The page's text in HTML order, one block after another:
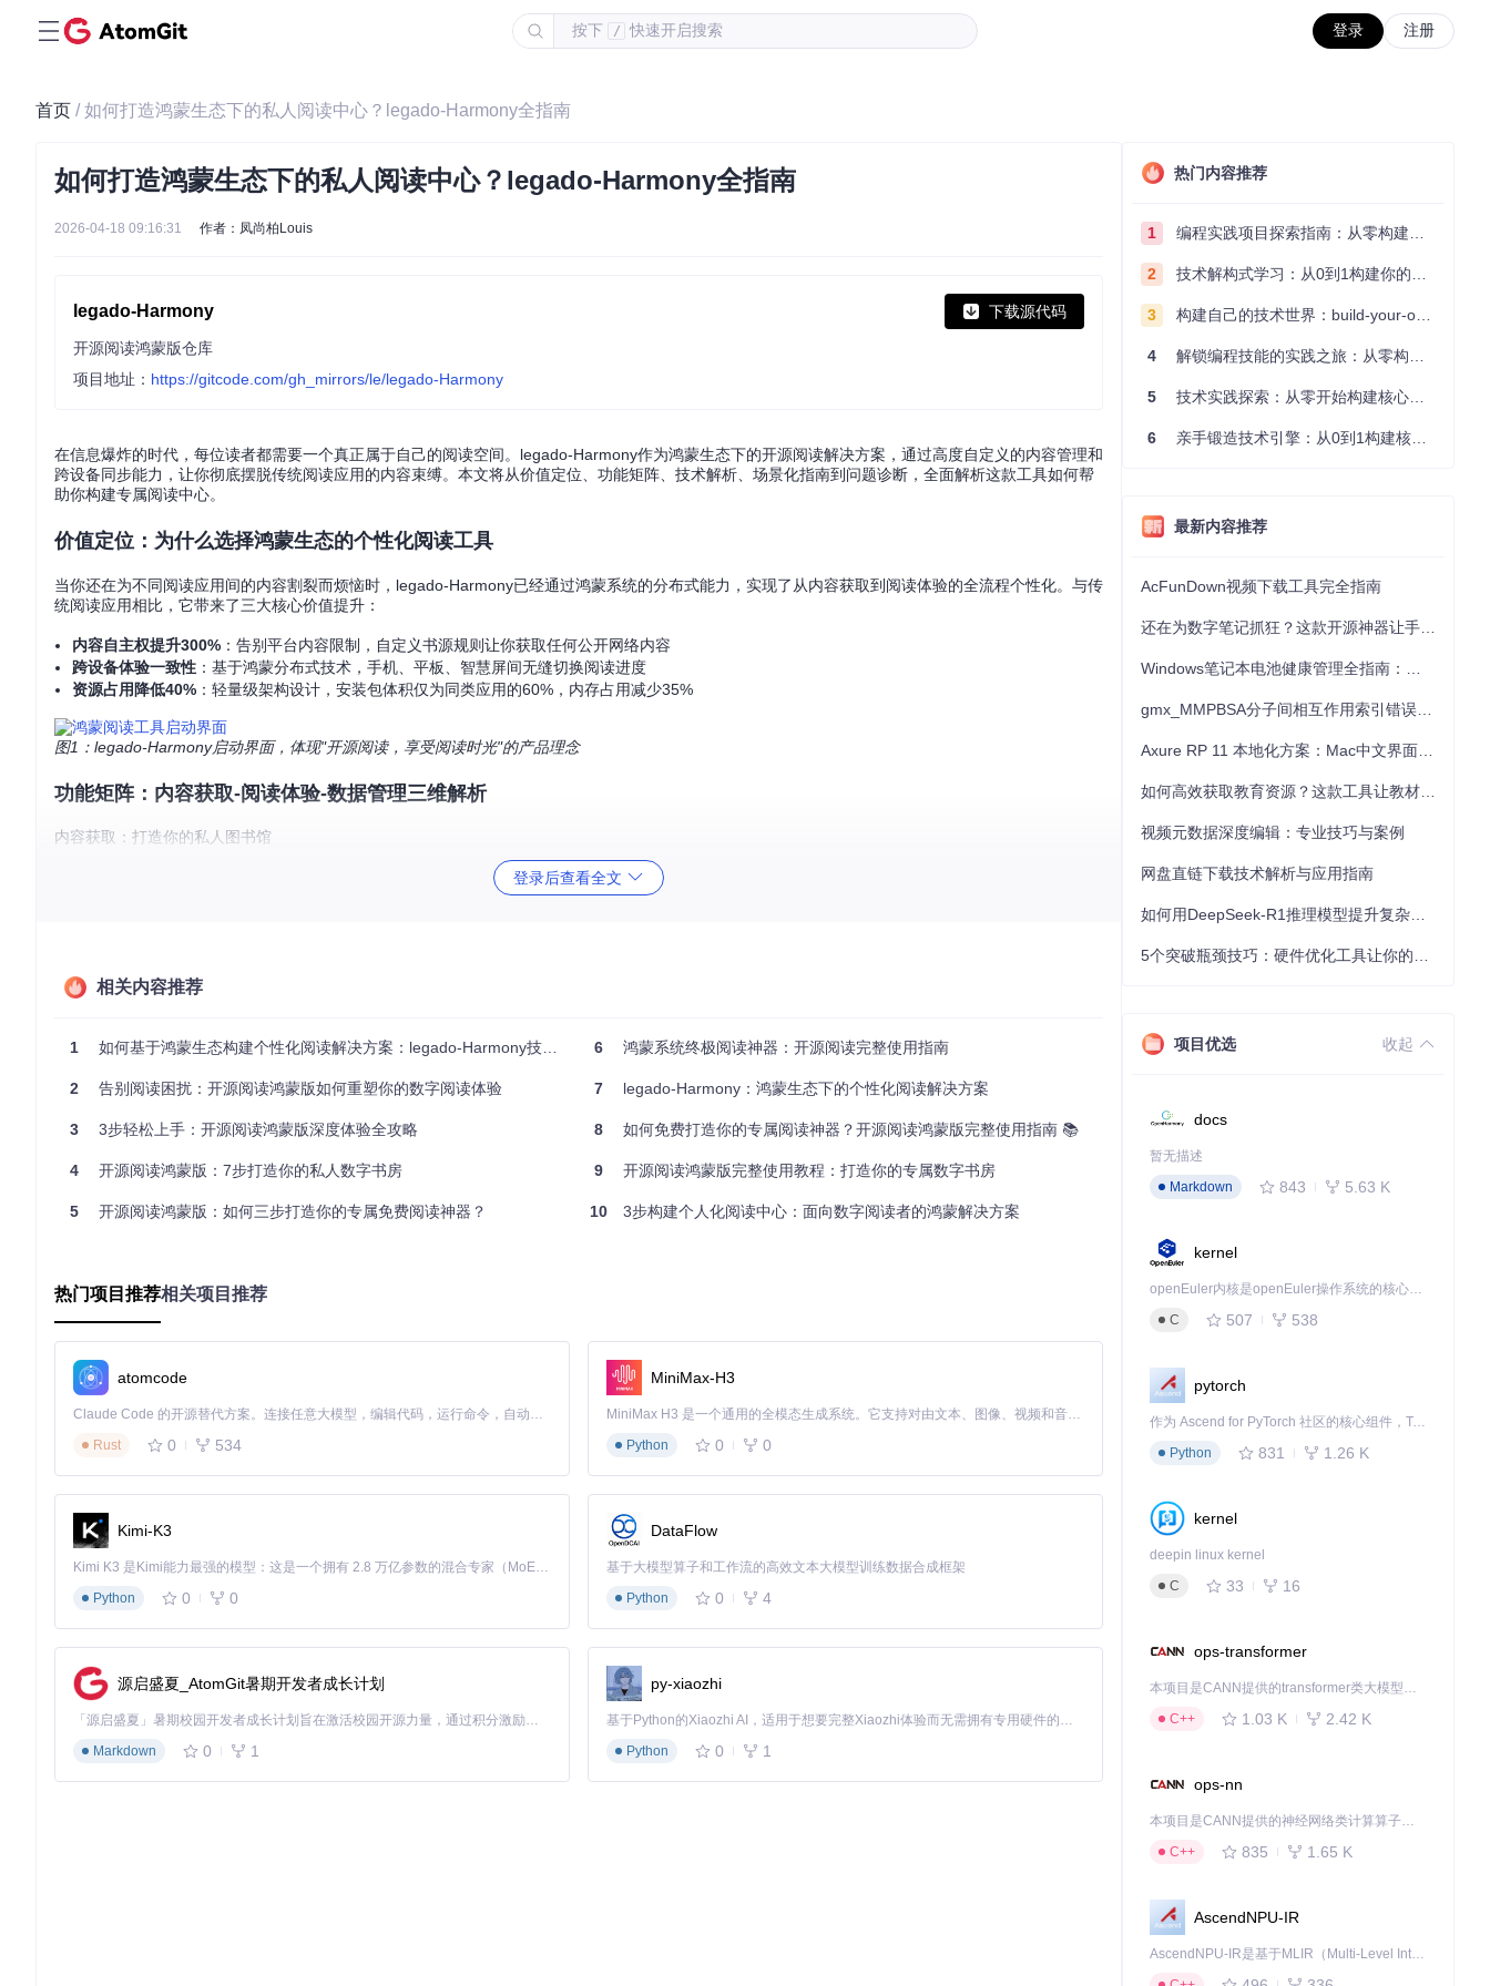
按下 / 快速开启搜索 登录 注册
首页 / 如何打造鸿蒙生态下的私人阅读中心？legado-Harmony全指南
如何打造鸿蒙生态下的私人阅读中心？legado-Harmony全指南
2026-04-18 09:16:31 作者：凤尚柏Louis
legado-Harmony 下载源代码
开源阅读鸿蒙版仓库
项目地址： https://gitcode.com/gh_mirrors/le/legado-Harmony
在信息爆炸的时代，每位读者都需要一个真正属于自己的阅读空间。legado-Harmony作为鸿蒙生态下的开源阅读解决方案，通过高度自定义的内容管理和
跨设备同步能力，让你彻底摆脱传统阅读应用的内容束缚。本文将从价值定位、功能矩阵、技术解析、场景化指南到问题诊断，全面解析这款工具如何帮
助你构建专属阅读中心。
价值定位：为什么选择鸿蒙生态的个性化阅读工具
当你还在为不同阅读应用间的内容割裂而烦恼时，legado-Harmony已经通过鸿蒙系统的分布式能力，实现了从内容获取到阅读体验的全流程个性化。与传
统阅读应用相比，它带来了三大核心价值提升：
内容自主权提升300% ：告别平台内容限制，自定义书源规则让你获取任何公开网络内容
跨设备体验一致性 ：基于鸿蒙分布式技术，手机、平板、智慧屏间无缝切换阅读进度
资源占用降低40% ：轻量级架构设计，安装包体积仅为同类应用的60%，内存占用减少35%
图1：legado-Harmony启动界面，体现"开源阅读，享受阅读时光"的产品理念
功能矩阵：内容获取-阅读体验-数据管理三维解析
内容获取：打造你的私人图书馆
legado-Harmony的内容获取系统如同一个智能图书管理员，帮助你从各种渠道收集和整理阅读材料：
阅读体验：千人千面的视觉盛宴
阅读体验的个性化程度直接决定了阅读效率。legado-Harmony提供了超过20项可调节参数，让每一位读者都能找到最舒适的阅读方式：
视觉定制系统：从字体、行高到背景颜色，每一个视觉元素都可按需调整
辅助功能矩阵：夜间模式、亮度自动调节、朗读功能等，全方位提升阅读舒适度
在数据安全日益重要的今天，legado-Harmony将数据控制权交还给用户：
多端同步方案：通过云盘同步实现跨设备数据流转，阅读进度实时更新
数据导出功能
：支持阅读记录、书签等数据导出，确保数据永不丢失
图3：设置界面展示了数据备份、主题设置和书源管理等核心功能
技术解析：开源阅读引擎的双引擎架构
legado-Harmony采用"核心引擎+生态接口"的双层架构，既保证了阅读体验的流畅性，又为未来功能扩展预留了空间。
核心引擎：阅读体验的强劲心脏
核心引擎采用Kotlin语言开发，如同精密的瑞士钟表，确保每一次翻页、每一次渲染都流畅自然：
高效渲染引擎：针对鸿蒙系统优化的文本渲染技术，实现毫秒级页面切换
规则解析系统 ：自定义书源规则引擎，如同智能翻译官，将网页内容转化为纯净阅读格式
生态接口：鸿蒙能力的完美延伸
通过鸿蒙系统提供的丰富接口，legado-Harmony实现了超越传统阅读应用的生态能力：
# 适用场景：开发环境搭建，首次部署项目时使用
legado-Harmony
npm install # 安装axios网络请求库等核心依赖
登录后查看全文
相关内容推荐
1 如何基于鸿蒙生态构建个性化阅读解决方案：legado-Harmony技术实践指南
2 告别阅读困扰：开源阅读鸿蒙版如何重塑你的数字阅读体验
3 3步轻松上手：开源阅读鸿蒙版深度体验全攻略
4 开源阅读鸿蒙版：7步打造你的私人数字书房
5 开源阅读鸿蒙版：如何三步打造你的专属免费阅读神器？
6 鸿蒙系统终极阅读神器：开源阅读完整使用指南
7 legado-Harmony：鸿蒙生态下的个性化阅读解决方案
8 如何免费打造你的专属阅读神器？开源阅读鸿蒙版完整使用指南 📚
9 开源阅读鸿蒙版完整使用教程：打造你的专属数字书房
10 3步构建个人化阅读中心：面向数字阅读者的鸿蒙解决方案
热门项目推荐相关项目推荐
atomcode
Claude Code 的开源替代方案。连接任意大模型，编辑代码，运行命令，自动验证 — 全自动执行。用 Rust 构建，极致性能。 ｜ An open-source alternative to Claude Code. Connect any LLM, edit code, run commands, and verify changes — autonomously. Built in Rust for speed. Get Started
Rust
0 534
MiniMax-H3
MiniMax H3 是一个通用的全模态生成系统。它支持对由文本、图像、视频和音频组成的多模态上下文进行统一理解，并能生成分辨率高达 2K、时长可达 15 秒的带原生立体声音频的视频。得益于面向任务泛化的系统设计，H3 在预训练阶段就已具备广泛的多模态上下文理解与生成能力，能够出色地执行复杂的多模态指令。
Python
0 0
Kimi-K3
Kimi K3 是Kimi能力最强的模型：这是一个拥有 2.8 万亿参数的混合专家（MoE）模型，具备原生视觉理解能力，并支持 100 万 token 的上下文窗口。
Python
0 0
DataFlow
基于大模型算子和工作流的高效文本大模型训练数据合成框架
Python
0 4
源启盛夏_AtomGit暑期开发者成长计划
「源启盛夏」暑期校园开发者成长计划旨在激活校园开源力量，通过积分激励、认证扶持、资源倾斜等形式，引导高校组织和开发者完成「入驻 — 建项目 — 做贡献 — 获认证 — 得资源」的完整闭环。无论你是想带领社团入驻平台的组织者，还是希望用代码贡献证明自己的开发者，都能在这里找到属于你的成长路径。
Markdown
0 1
py-xiaozhi
基于Python的Xiaozhi AI，适用于想要完整Xiaozhi体验而无需拥有专用硬件的用户。
Python
0 1
热门内容推荐
1 编程实践项目探索指南：从零构建技术能力体系
2 技术解构式学习：从0到1构建你的编程知识体系
3 构建自己的技术世界：build-your-own-x项目的实践探索指南
4 解锁编程技能的实践之旅：从零构建你的技术世界
5 技术实践探索：从零开始构建核心系统的实践指南
6 亲手锻造技术引擎：从0到1构建核心系统的实践指南
最新内容推荐
AcFunDown视频下载工具完全指南
视频元数据深度编辑：专业技巧与案例
网盘直链下载技术解析与应用指南
项目优选 收起
docs
暂无描述
Markdown
843 5.63 K
kernel
openEuler内核是openEuler操作系统的核心，既是系统性能与稳定性的基石，也是连接处理器、设备与服务的桥梁。
C
507 538
pytorch
作为 Ascend for PyTorch 社区的核心组件，TorchNPU 是昇腾专为 PyTorch 打造的深度学习适配插件，使 PyTorch 框架能够直接调用昇腾 NPU，为开发者提供昇腾 AI 处理器的超强算力。
Python
831 1.26 K
kernel
deepin linux kernel
C
33 16
ops-transformer
本项目是CANN提供的transformer类大模型算子库，实现网络在NPU上加速计算。
C++
1.03 K 2.42 K
ops-nn
本项目是CANN提供的神经网络类计算算子库，实现网络在NPU上加速计算。
C++
835 1.65 K
AscendNPU-IR
AscendNPU-IR是基于MLIR（Multi-Level Intermediate Representation）构建的，面向昇腾亲和算子编译时使用的中间表示，提供昇腾完备表达能力，通过编译优化提升昇腾AI处理器计算效率，支持通过生态框架使能昇腾AI处理器与深度调优